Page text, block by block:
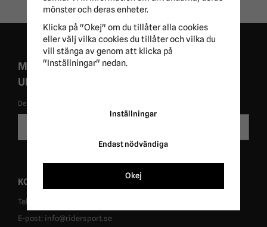
MISSA ALDRIG EXKLUSIVA KAMPANJER OCH
UNIKA ERBJUDANDEN!
De uppgifter du matar in kommer endast användas till våra nyhetsbrev.
KONTAKT
Tel: 0431-302040
E-post: info@ridersport.se
mönster och deras enheter.
Klicka på "Okej" om du tillåter alla cookies
eller välj vilka cookies du tillåter och vilka du
vill stänga av genom att klicka på
"Inställningar" nedan.
Inställningar
Endast nödvändiga
Okej